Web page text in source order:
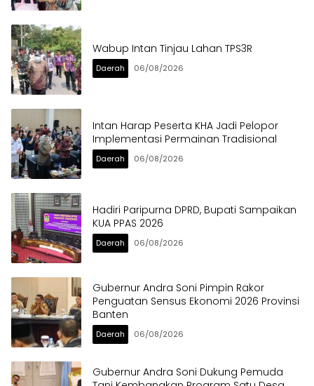
Wabup Intan Tinjau Lahan TPS3R
Daerah 06/08/2026
Intan Harap Peserta KHA Jadi Pelopor
Implementasi Permainan Tradisional
Daerah 06/08/2026
Hadiri Paripurna DPRD, Bupati Sampaikan
KUA PPAS 2026
Daerah 06/08/2026
Gubernur Andra Soni Pimpin Rakor
Penguatan Sensus Ekonomi 2026 Provinsi
Banten
Daerah 06/08/2026
Gubernur Andra Soni Dukung Pemuda